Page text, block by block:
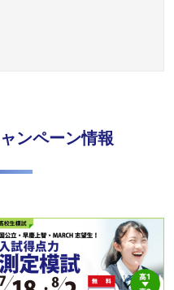
ンペーン情報